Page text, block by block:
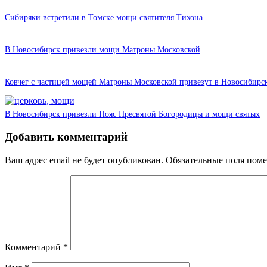
Сибиряки встретили в Томске мощи святителя Тихона
В Новосибирск привезли мощи Матроны Московской
Ковчег с частицей мощей Матроны Московской привезут в
В Новосибирск привезли Пояс Пресвятой Богородицы и мощи святых
Добавить комментарий
Ваш адрес email не будет опубликован. Обязательные поля
Комментарий *